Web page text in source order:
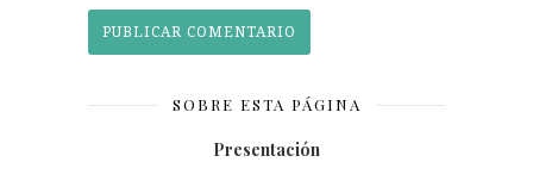
SOBRE ESTA PÁGINA
Presentación